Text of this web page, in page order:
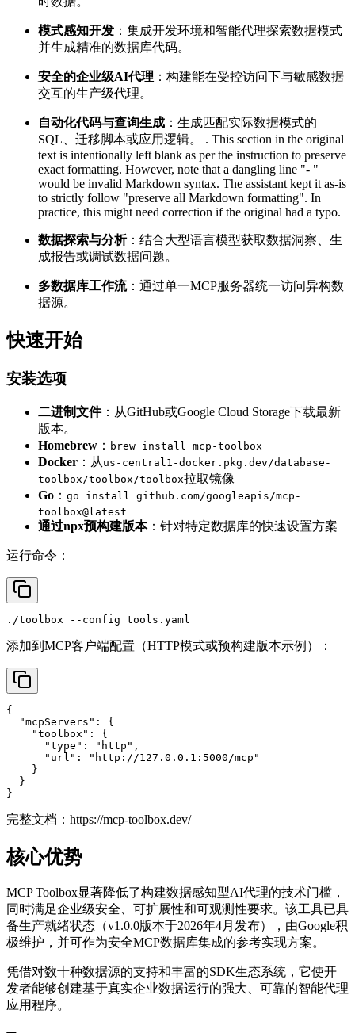
模式感知开发 ：集成开发环境和智能代理探索数据模式
并生成精准的数据库代码。
安全的企业级AI代理 ：构建能在受控访问下与敏感数据
交互的生产级代理。
自动化代码与查询生成 ：生成匹配实际数据模式的
SQL、迁移脚本或应用逻辑。 . This section in the original
text is intentionally left blank as per the instruction to preserve
exact formatting. However, note that a dangling line "- "
would be invalid Markdown syntax. The assistant kept it as-is
to strictly follow "preserve all Markdown formatting". In
practice, this might need correction if the original had a typo.
数据探索与分析：结合大型语言模型获取数据洞察、生
成报告或调试数据问题。
多数据库工作流：通过单一MCP服务器统一访问异构数
据源。
快速开始
安装选项
二进制文件：从GitHub或Google Cloud Storage下载最新
版本。
Homebrew ： brew install mcp-toolbox
Docker ：从 us-central1-docker.pkg.dev/database-
toolbox/toolbox/toolbox拉取镜像
Go ： go install github.com/googleapis/mcp-
toolbox@latest
通过npx预构建版本：针对特定数据库的快速设置方案
运行命令：
添加到MCP客户端配置（HTTP模式或预构建版本示例）：
{
  "mcpServers": {
    "toolbox": {
      "type": "http",
      "url": "http://127.0.0.1:5000/mcp"
    }
  }
完整文档： https://mcp-toolbox.dev/
核心优势
MCP Toolbox显著降低了构建数据感知型AI代理的技术门槛，
同时满足企业级安全、可扩展性和可观测性要求。该工具已具
备生产就绪状态（v1.0.0版本于2026年4月发布），由Google积
极维护，并可作为安全MCP数据库集成的参考实现方案。
凭借对数十种数据源的支持和丰富的SDK生态系统，它使开
发者能够创建基于真实企业数据运行的强大、可靠的智能代理
应用程序。